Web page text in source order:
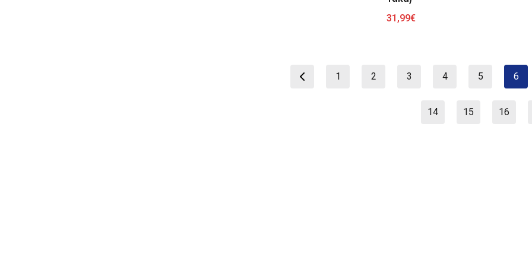
31,99€
1 2 3 4 5 6
14 15 16